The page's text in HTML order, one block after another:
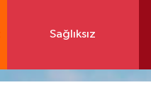
Sağlıksız